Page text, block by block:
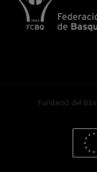
Fundació del